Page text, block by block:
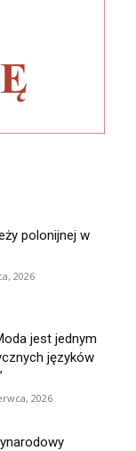
polonijnej w
2026
jest jednym
języków
2026